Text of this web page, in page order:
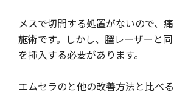
メスで切開する処置がないので、
施術です。しかし、膣レーザーと
を挿入する必要があります。
エムセラのと他の改善方法と比べ